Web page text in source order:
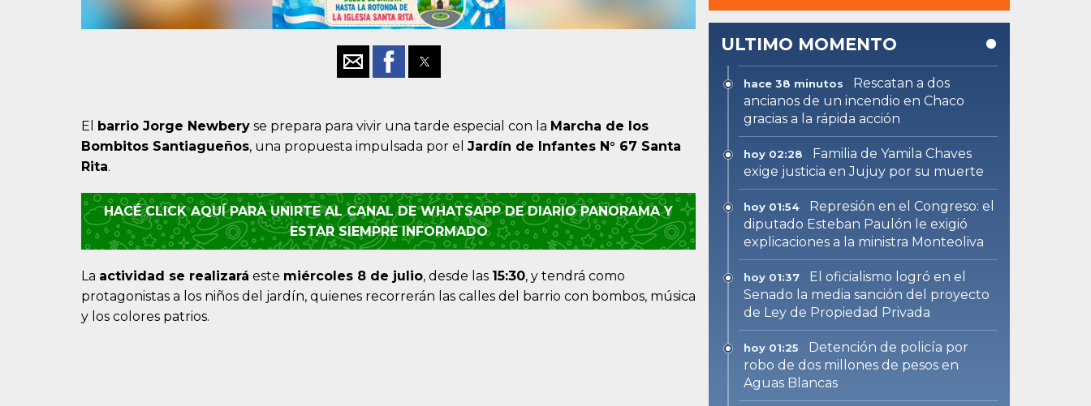
El barrio Jorge Newbery se prepara para vivir una tarde especial con la Marcha de los
Bombitos Santiagueños, una propuesta impulsada por el Jardín de Infantes N° 67 Santa
Rita.
HACÉ CLICK AQUÍ PARA UNIRTE AL CANAL DE WHATSAPP DE DIARIO PANORAMA Y
ESTAR SIEMPRE INFORMADO
La actividad se realizará este miércoles 8 de julio, desde las 15:30, y tendrá como
protagonistas a los niños del jardín, quienes recorrerán las calles del barrio con bombos, música
y los colores patrios.
ULTIMO MOMENTO
hace 38 minutos
Rescatan a dos
ancianos de un incendio en Chaco
gracias a la rápida acción
hoy 02:28
Familia de Yamila Chaves
exige justicia en Jujuy por su muerte
hoy 01:54
Represión en el Congreso: el
diputado Esteban Paulón le exigió
explicaciones a la ministra Monteoliva
hoy 01:37
El oficialismo logró en el
Senado la media sanción del proyecto
de Ley de Propiedad Privada
hoy 01:25
Detención de policía por
robo de dos millones de pesos en
Aguas Blancas